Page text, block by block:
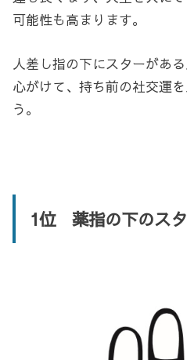
可能性も高まります。
人差し指の下にスターがあ
心がけて、持ち前の社交運
う。
1位 薬指の下のスタ